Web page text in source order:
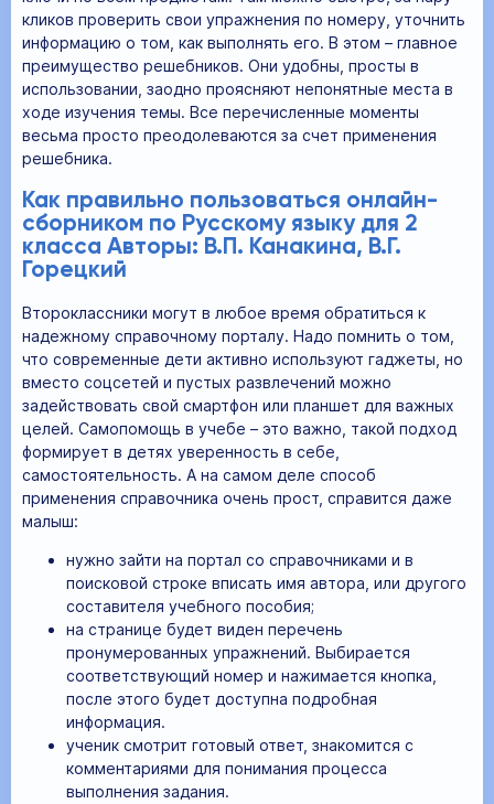
кликов проверить свои упражнения по номеру, уточнить
информацию о том, как выполнять его. В этом – главное
преимущество решебников. Они удобны, просты в
использовании, заодно проясняют непонятные места в
ходе изучения темы. Все перечисленные моменты
весьма просто преодолеваются за счет применения
решебника.
Как правильно пользоваться онлайн-
сборником по Русскому языку для 2
класса Авторы: В.П. Канакина, В.Г.
Горецкий
Второклассники могут в любое время обратиться к
надежному справочному порталу. Надо помнить о том,
что современные дети активно используют гаджеты, но
вместо соцсетей и пустых развлечений можно
задействовать свой смартфон или планшет для важных
целей. Самопомощь в учебе – это важно, такой подход
формирует в детях уверенность в себе,
самостоятельность. А на самом деле способ
применения справочника очень прост, справится даже
малыш:
нужно зайти на портал со справочниками и в
поисковой строке вписать имя автора, или другого
составителя учебного пособия;
на странице будет виден перечень
пронумерованных упражнений. Выбирается
соответствующий номер и нажимается кнопка,
после этого будет доступна подробная
информация.
ученик смотрит готовый ответ, знакомится с
комментариями для понимания процесса
выполнения задания.